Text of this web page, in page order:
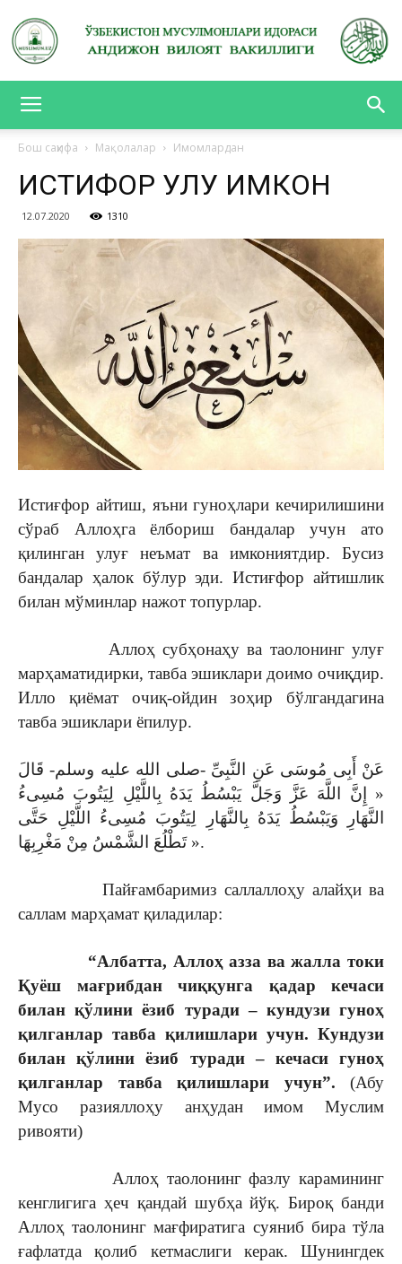
ВИЛОЯТ
ВАКИЛЛИГИ
Бош саҳифа Мақолалар Имомлардан
ИСТИҒФОР УЛУҒ ИМКОН
12.07.2020 1310
Истиғфор айтиш, яъни гуноҳлари кечирилишини
сўраб Аллоҳга ёлбориш бандалар учун ато
қилинган улуғ неъмат ва имкониятдир. Бусиз
бандалар ҳалок бўлур эди. Истиғфор айтишлик
билан мўминлар нажот топурлар.
Аллоҳ субҳонаҳу ва таолонинг улуғ
марҳаматидирки, тавба эшиклари доимо очиқдир.
Илло қиёмат очиқ-ойдин зоҳир бўлгандагина
тавба эшиклари ёпилур.
عَنْ أَبِى مُوسَى عَنِ النَّبِىِّ -صلى الله عليه وسلم- قَالَ
« إِنَّ اللَّهَ عَزَّ وَجَلَّ يَبْسُطُ يَدَهُ بِاللَّيْلِ لِيَتُوبَ مُسِىءُ
النَّهَارِ وَيَبْسُطُ يَدَهُ بِالنَّهَارِ لِيَتُوبَ مُسِىءُ اللَّيْلِ حَتَّى
تَطْلُعَ الشَّمْسُ مِنْ مَغْرِبِهَا ».
Пайғамбаримиз саллаллоҳу алайҳи ва
саллам марҳамат қиладилар:
“Албатта, Аллоҳ азза ва жалла токи
Қуёш мағрибдан чиққунга қадар кечаси
билан қўлини ёзиб туради – кундузи гуноҳ
қилганлар тавба қилишлари учун. Кундузи
билан қўлини ёзиб туради – кечаси гуноҳ
қилганлар тавба қилишлари учун”. (Абу
Мусо разияллоҳу анҳудан имом Муслим
ривояти)
Аллоҳ таолонинг фазлу карамининг
кенглигига ҳеч қандай шубҳа йўқ. Бироқ банди
Аллоҳ таолонинг мағфиратига суяниб бира тўла
ғафлатда қолиб кетмаслиги керак. Шунингдек